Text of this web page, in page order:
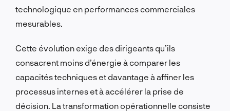
technologique en performances commerciales
mesurables.
Cette évolution exige des dirigeants qu’ils
consacrent moins d’énergie à comparer les
capacités techniques et davantage à affiner les
processus internes et à accélérer la prise de
décision. La transformation opérationnelle consiste